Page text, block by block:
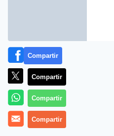
Más información
Compartir
Compartir
Compartir
Compartir